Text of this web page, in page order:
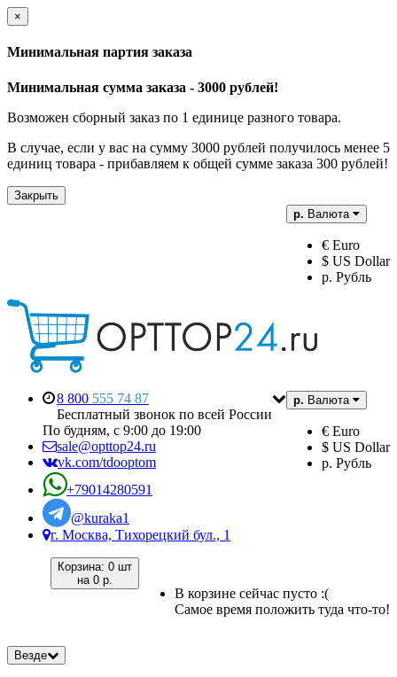
×
Минимальная партия заказа
Минимальная сумма заказа - 3000 рублей!
Возможен сборный заказ по 1 единице разного товара.
В случае, если у вас на сумму 3000 рублей получилось менее 5
единиц товара - прибавляем к общей сумме заказа 300 рублей!
Закрыть
р. Валюта
€ Euro
$ US Dollar
р. Рубль
р. Валюта
€ Euro
$ US Dollar
р. Рубль
8 800 555 74 87
Бесплатный звонок по всей России
По будням, с 9:00 до 19:00
sale@opttop24.ru
vk.com/tdooptom
+79014280591
@kuraka1
г. Москва, Тихорецкий бул., 1
Корзина: 0 шт
на 0 р.
В корзине сейчас пусто :(
Самое время положить туда что-то!
Везде